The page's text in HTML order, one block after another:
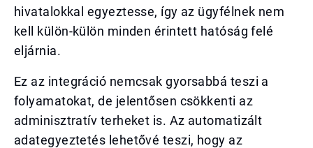
hivatalokkal egyeztesse, így az ügyfélnek nem
kell külön-külön minden érintett hatóság felé
eljárnia.
Ez az integráció nemcsak gyorsabbá teszi a
folyamatokat, de jelentősen csökkenti az
adminisztratív terheket is. Az automatizált
adategyeztetés lehetővé teszi, hogy az